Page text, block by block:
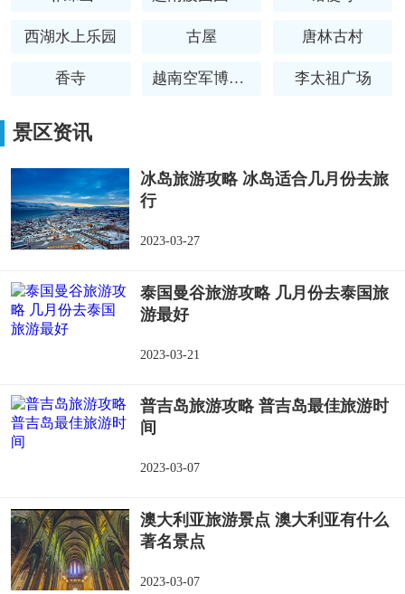
西湖水上乐园 古屋 唐林古村
香寺 越南空军博物馆 李太祖广场
河内旗台
景区资讯
冰岛旅游攻略 冰岛适合几月份去旅
行
2023-03-27
泰国曼谷旅游攻略 几月份去泰国旅
游最好
2023-03-21
普吉岛旅游攻略 普吉岛最佳旅游时
间
2023-03-07
澳大利亚旅游景点 澳大利亚有什么
著名景点
2023-03-07